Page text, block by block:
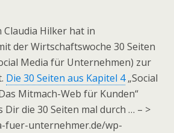
Hilker hat in
der Wirtschaftswoche 30 Seiten
Media für Unternehmen) zur
Die 30 Seiten aus Kapitel 4„Social
Mitmach-Web für Kunden“
Dir die 30 Seiten mal durch … – >
fuer-unternehmer.de/wp-